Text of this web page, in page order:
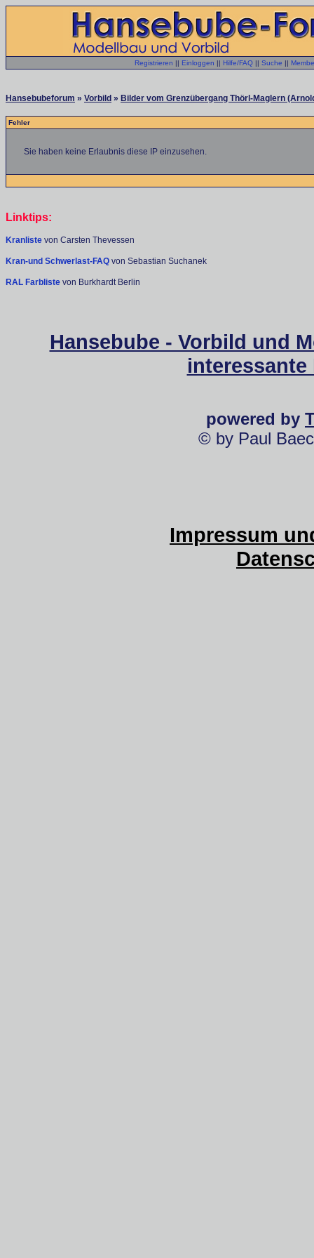
Registrieren || Einloggen || Hilfe/FAQ || Suche ||
Hansebubeforum » Vorbild » Bilder vom Grenzübergang Thörl-Maglern
Fehler
Sie haben keine Erlaubnis diese IP einzusehen.
Linktips:
Kranliste von Carsten Thevessen
Kran-und Schwerlast-FAQ von Sebastian Suchanek
RAL Farbliste von Burkhardt Berlin
Hansebube - Vorbild und
powered by
© by Paul
Impressum